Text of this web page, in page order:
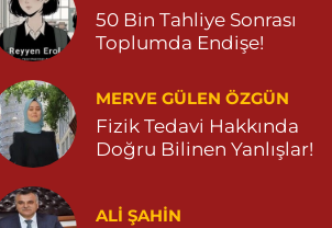
50 Bin Tahliye Sonrası
Toplumda Endişe!
MERVE GÜLEN ÖZGÜN
Fizik Tedavi Hakkında
Doğru Bilinen Yanlışlar!
ALI ŞAHİN